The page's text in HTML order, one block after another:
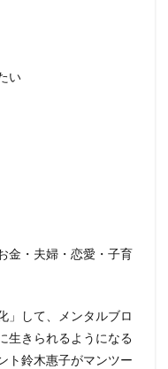
い
金・夫婦・恋愛・子育
」して、メンタルブロ
生きられるようになる
ト鈴木惠子がマンツー